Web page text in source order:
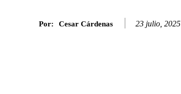
Por: Cesar Cárdenas 23 julio, 2025